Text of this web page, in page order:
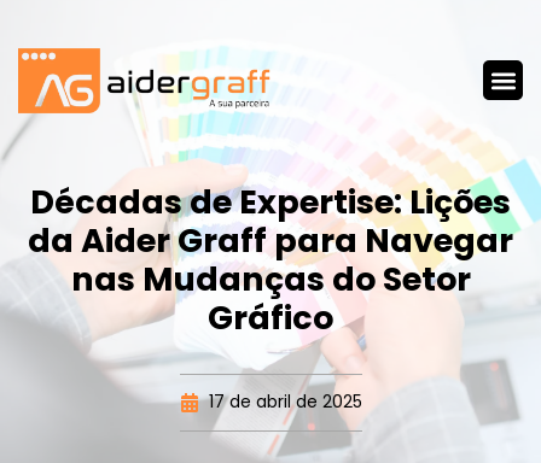
Décadas de Expertise: Lições
da Aider Graff para Navegar
nas Mudanças do Setor
Gráfico
17 de abril de 2025